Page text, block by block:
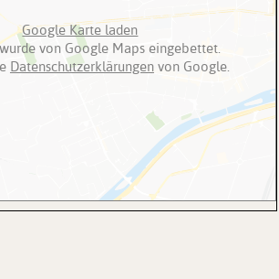
Google Karte laden
von Google Maps eingebettet.
Datenschutzerklärungenvon Google.